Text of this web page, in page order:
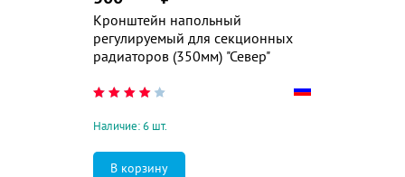
Кронштейн напольный
регулируемый для секционных
радиаторов (350мм) "Север"
Наличие: 6 шт.